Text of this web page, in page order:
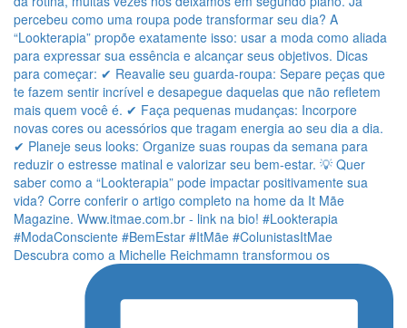
Descubra como a Michelle Reichmamn transformou os